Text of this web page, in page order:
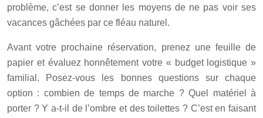
problème, c’est se donner les moyens de ne pas voir ses
vacances gâchées par ce fléau naturel.
Avant votre prochaine réservation, prenez une feuille de
papier et évaluez honnêtement votre « budget logistique »
familial. Posez-vous les bonnes questions sur chaque
option : combien de temps de marche ? Quel matériel à
porter ? Y a-t-il de l’ombre et des toilettes ? C’est en faisant